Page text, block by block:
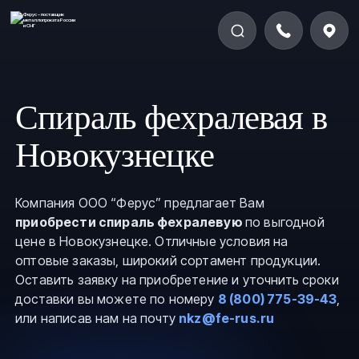
Спираль фехралевая в
Новокузнецке
Компания ООО “Ферус” предлагает Вам
приобрести спираль фехралевую по выгодной
цене в Новокузнецке. Отличные условия на
оптовые заказы, широкий сортамент продукции.
Оставить заявку на приобретение и уточнить сроки
доставки вы можете по номеру 8 (800) 775-39-43,
или написав нам на почту nkz@fe-rus.ru